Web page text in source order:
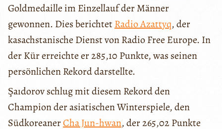
Goldmedaille im Einzellauf der Männer
gewonnen. Dies berichtetRadio Azattyq, der
kasachstanische Dienst von Radio Free Europe. In
der Kür erreichte er 285,10 Punkte, was seinen
persönlichen Rekord darstellte.
Şaıdorov schlug mit diesem Rekord den
Champion der asiatischen Winterspiele, den
SüdkoreanerCha Jun-hwan, der 265,02 Punkte